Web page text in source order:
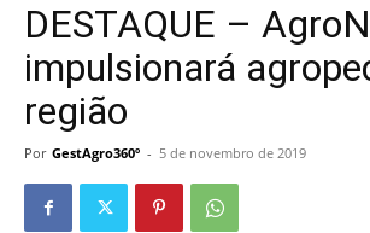
DESTAQUE –
impulsionará
região
Por GestAgro360º - 5 de novembro de 2019